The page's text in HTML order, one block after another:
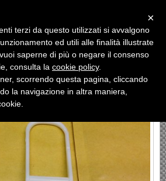
« »
×
terzi da questo utilizzati si avvalgono
ed utili alle finalità illustrate
saperne di più o negare il consenso
consulta la cookie policy.
scorrendo questa pagina, cliccando
la navigazione in altra maniera,